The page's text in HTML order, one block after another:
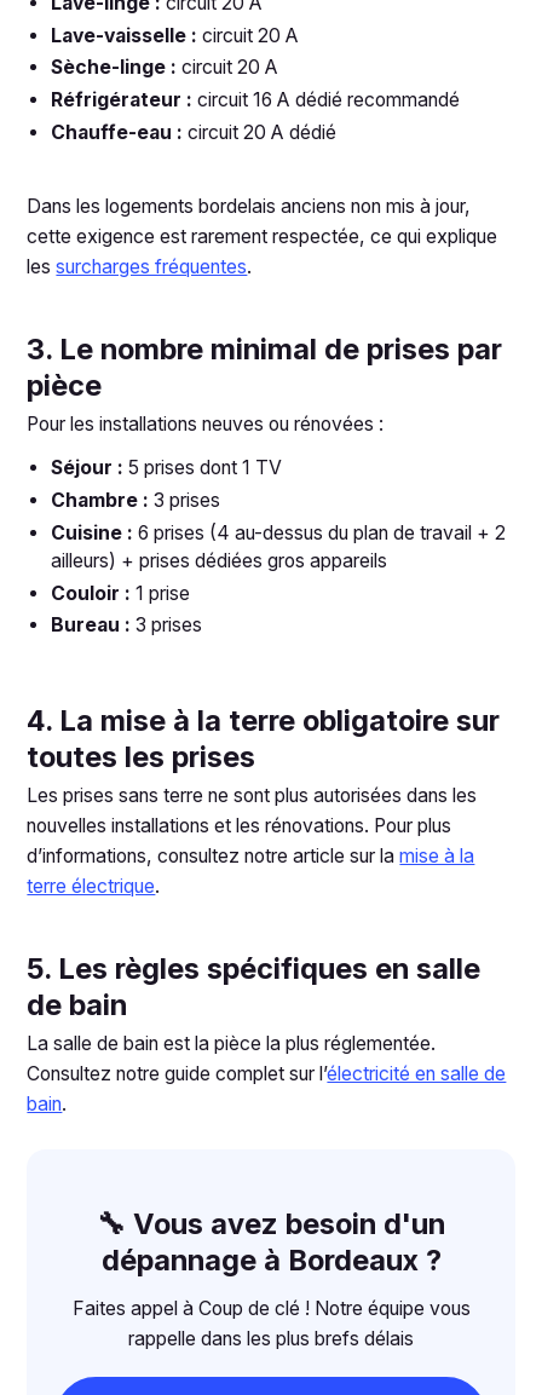
Lave-vaisselle : circuit 20 A
Sèche-linge : circuit 20 A
Réfrigérateur : circuit 16 A dédié recommandé
Chauffe-eau : circuit 20 A dédié
Dans les logements bordelais anciens non mis à jour,
cette exigence est rarement respectée, ce qui explique
lessurcharges fréquentes.
3. Le nombre minimal de prises par
pièce
Pour les installations neuves ou rénovées :
Séjour : 5 prises dont 1 TV
Chambre : 3 prises
Cuisine : 6 prises (4 au-dessus du plan de travail + 2
ailleurs) + prises dédiées gros appareils
Couloir : 1 prise
Bureau : 3 prises
4. La mise à la terre obligatoire sur
toutes les prises
Les prises sans terre ne sont plus autorisées dans les
nouvelles installations et les rénovations. Pour plus
d’informations, consultez notre article sur lamise à la
terre électrique.
5. Les règles spécifiques en salle
de bain
La salle de bain est la pièce la plus réglementée.
Consultez notre guide complet sur l’électricité en salle de
bain.
🔧 Vous avez besoin d'un
dépannage à Bordeaux ?
Faites appel à Coup de clé ! Notre équipe vous
rappelle dans les plus brefs délais